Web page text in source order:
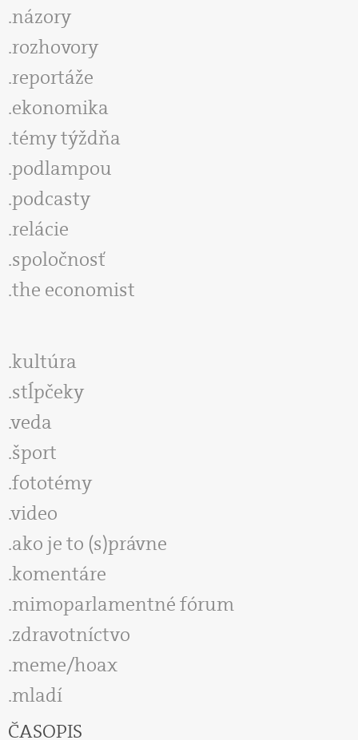
názory
rozhovory
reportáže
ekonomika
témy týždňa
podlampou
podcasty
relácie
spoločnosť
the economist
kultúra
stĺpčeky
veda
šport
fototémy
video
ako je to (s)právne
komentáre
mimoparlamentné fórum
zdravotníctvo
meme/hoax
mladí
ČASOPIS